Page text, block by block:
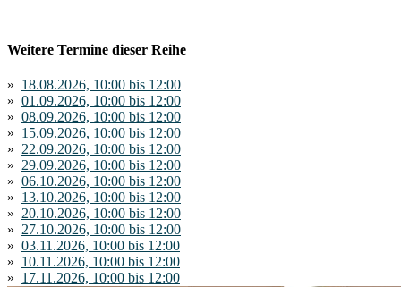
Weitere Termine dieser Reihe
» 18.08.2026, 10:00 bis 12:00
» 01.09.2026, 10:00 bis 12:00
» 08.09.2026, 10:00 bis 12:00
» 15.09.2026, 10:00 bis 12:00
» 22.09.2026, 10:00 bis 12:00
» 29.09.2026, 10:00 bis 12:00
» 06.10.2026, 10:00 bis 12:00
» 13.10.2026, 10:00 bis 12:00
» 20.10.2026, 10:00 bis 12:00
» 27.10.2026, 10:00 bis 12:00
» 03.11.2026, 10:00 bis 12:00
» 10.11.2026, 10:00 bis 12:00
» 17.11.2026, 10:00 bis 12:00